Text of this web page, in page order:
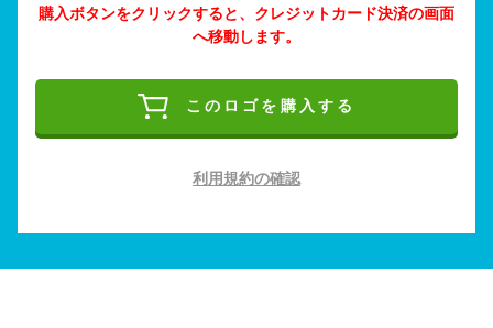
購入ボタンをクリックすると、クレジットカード決済の画面
へ移動します。
このロゴを購入する
利用規約の確認